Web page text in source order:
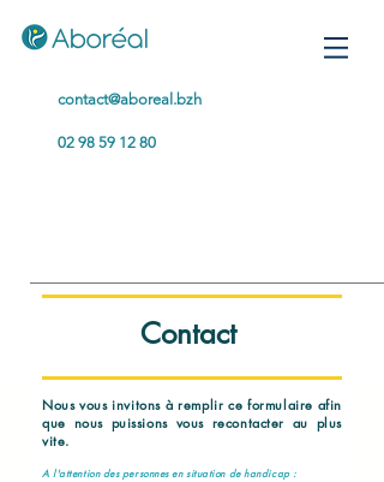
contact@aboreal.bzh
02 98 59 12 80
Contact
Nous vous invitons à remplir ce formulaire afin
que nous puissions vous recontacter au plus
vite.
A l'attention des personnes en situation de handicap :